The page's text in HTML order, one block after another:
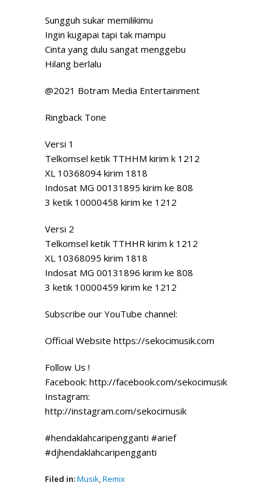
Sungguh sukar memilikimu
Ingin kugapai tapi tak mampu
Cinta yang dulu sangat menggebu
Hilang berlalu
@2021 Botram Media Entertainment
Ringback Tone
Versi 1
Telkomsel ketik TTHHM kirim k 1212
XL 10368094 kirim 1818
Indosat MG 00131895 kirim ke 808
3 ketik 10000458 kirim ke 1212
Versi 2
Telkomsel ketik TTHHR kirim k 1212
XL 10368095 kirim 1818
Indosat MG 00131896 kirim ke 808
3 ketik 10000459 kirim ke 1212
Subscribe our YouTube channel:
Official Website https://sekocimusik.com
Follow Us !
Facebook: http://facebook.com/sekocimusik
Instagram:
http://instagram.com/sekocimusik
#hendaklahcaripengganti #arief
#djhendaklahcaripengganti
Filed in:Musik,Remix